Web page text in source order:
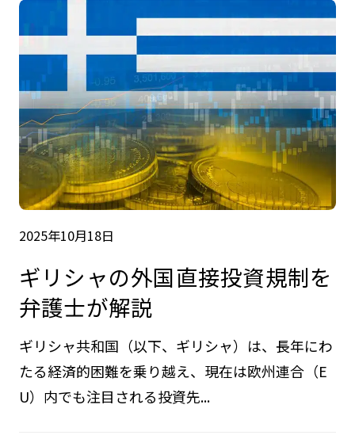
2025年10月18日
ギリシャの外国直接投資規制を
弁護士が解説
ギリシャ共和国（以下、ギリシャ）は、長年にわ
たる経済的困難を乗り越え、現在は欧州連合（E
U）内でも注目される投資先...